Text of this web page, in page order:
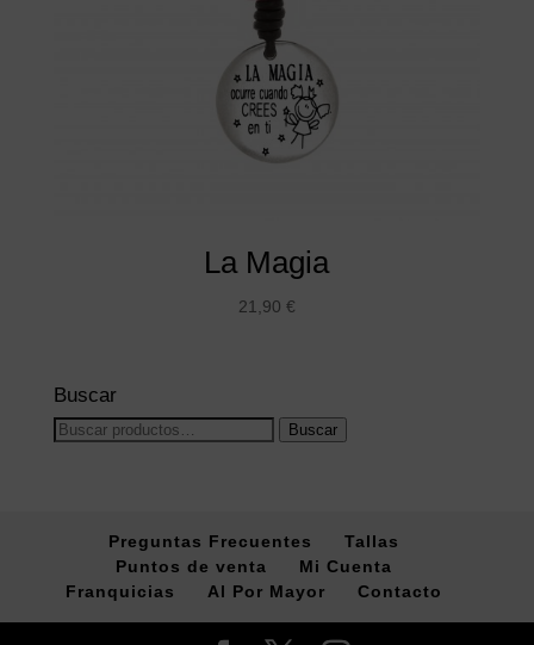
La Magia
21,90 €
Buscar
Buscar
Buscar
Preguntas Frecuentes
Tallas
Puntos de venta
Mi Cuenta
Franquicias
Al Por Mayor Contacto